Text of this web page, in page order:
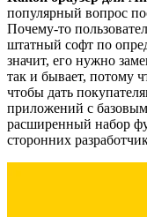
популярный вопрос
Почему-то
штатный софт по
значит, его нужно
так и бывает, потому
чтобы дать
приложений с
расширенный набор
сторонних